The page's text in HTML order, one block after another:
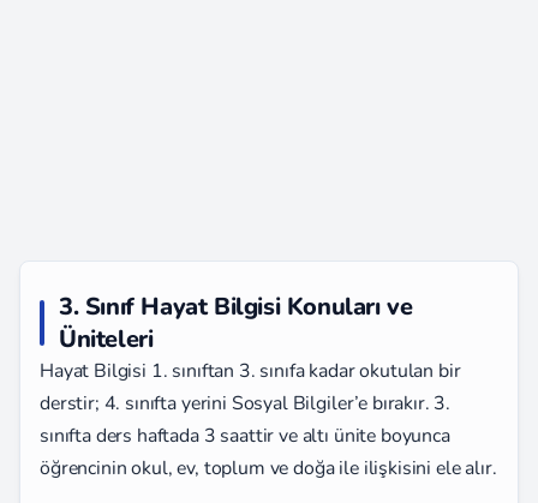
3. Sınıf Hayat Bilgisi Konuları ve
Üniteleri
Hayat Bilgisi 1. sınıftan 3. sınıfa kadar okutulan bir
derstir; 4. sınıfta yerini Sosyal Bilgiler’e bırakır. 3.
sınıfta ders haftada 3 saattir ve altı ünite boyunca
öğrencinin okul, ev, toplum ve doğa ile ilişkisini ele alır.